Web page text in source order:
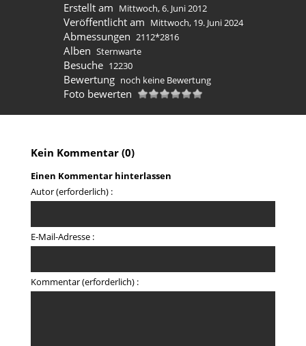
Erstellt am Mittwoch, 6. Juni 2012
Veröffentlicht am Mittwoch, 19. Juni 2024
Abmessungen 2112*2816
Alben Sternwarte
Besuche 12230
Bewertung noch keine Bewertung
Foto bewerten
Kein Kommentar (0)
Einen Kommentar hinterlassen
Autor (erforderlich) :
E-Mail-Adresse :
Kommentar (erforderlich) :